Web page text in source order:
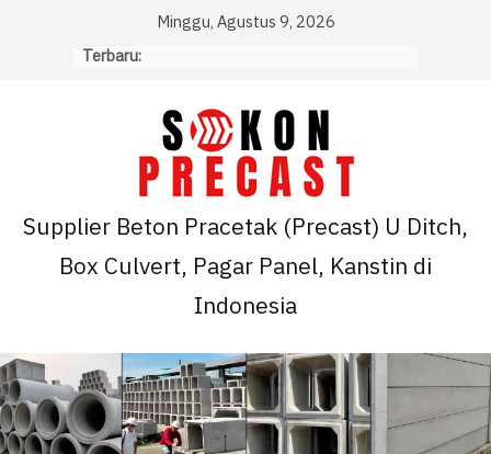
Minggu, Agustus 9, 2026
Terbaru:
Supplier Beton Pracetak (Precast) U Ditch,
Box Culvert, Pagar Panel, Kanstin di
Indonesia